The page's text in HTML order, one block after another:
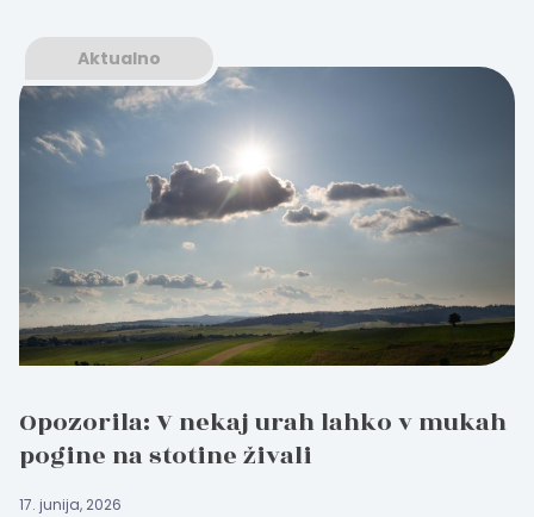
Aktualno
Opozorila: V nekaj urah lahko v mukah
pogine na stotine živali
17. junija, 2026